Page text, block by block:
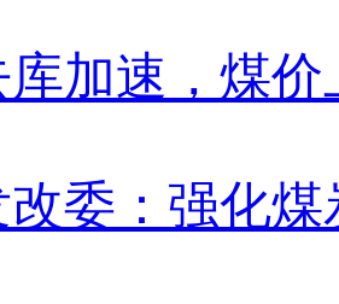
加速，煤
改委：强化